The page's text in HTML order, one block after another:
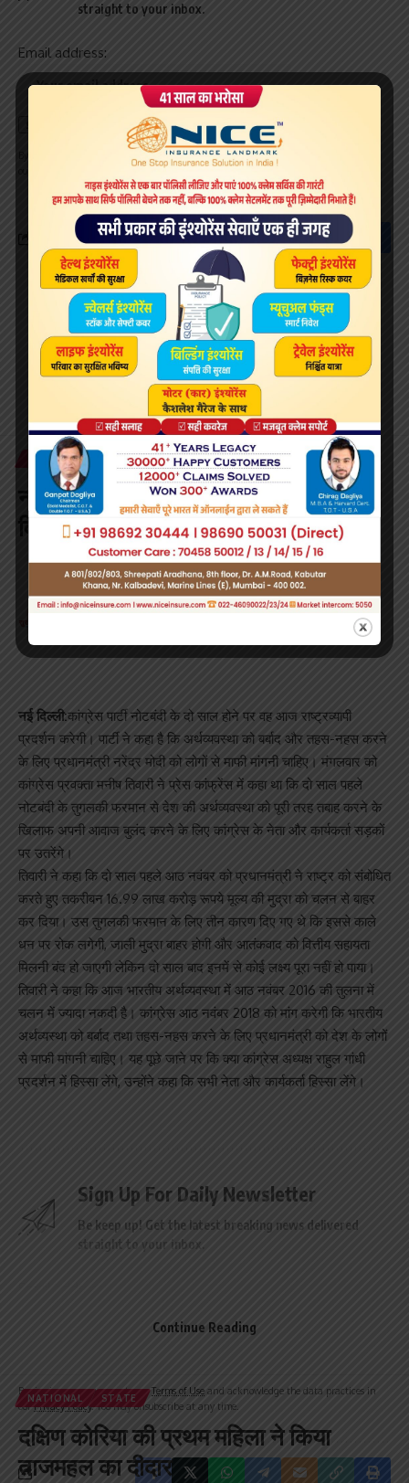
straight to your inbox.
Email address:
By signing up, you agree to ourTerms of Useand acknowledge the data practices in
. You may unsubscribe at any time.
What do you think?
Love Sad Happy Sleepy
0
Angry Dead Wink
NATIONAL
नोटबंदी के दो साल पूरे: कांग्रेस देशव्यापी
विरोध प्रदर्शन करेगी आयोजित
Surabhi Saloni
नई दिल्ली:कांग्रेस पार्टी नोटबंदी के दो साल होने पर वह आज राष्ट्रव्यापी
प्रदर्शन करेगी। पार्टी ने कहा है कि अर्थव्यवस्था को बर्बाद और तहस-नहस करने
के लिए प्रधानमंत्री नरेंद्र मोदी को लोगों से माफी मांगनी चाहिए। मंगलवार को
कांग्रेस प्रवक्ता मनीष तिवारी ने प्रेस कांफ्रेंस में कहा था कि दो साल पहले
नोटबंदी के तुगलकी फरमान से देश की अर्थव्यवस्था को पूरी तरह तबाह करने के
खिलाफ अपनी आवाज बुलंद करने के लिए कांग्रेस के नेता और कार्यकर्ता सड़कों
पर उतरेंगे।
तिवारी ने कहा कि दो साल पहले आठ नवंबर को प्रधानमंत्री ने राष्ट्र को संबोधित
करते हुए तकरीबन 16.99 लाख करोड़ रूपये मूल्य की मुद्रा को चलन से बाहर
कर दिया। उस तुगलकी फरमान के लिए तीन कारण दिए गए थे कि इससे काले
धन पर रोक लगेगी, जाली मुद्रा बाहर होगी और आतंकवाद को वित्तीय सहायता
मिलनी बंद हो जाएगी लेकिन दो साल बाद इनमें से कोई लक्ष्य पूरा नहीं हो पाया।
तिवारी ने कहा कि आज भारतीय अर्थव्यवस्था में आठ नवंबर 2016 की तुलना में
चलन में ज्यादा नकदी है। कांग्रेस आठ नवंबर 2018 को मांग करेगी कि भारतीय
अर्थव्यस्था को बर्बाद तथा तहस-नहस करने के लिए प्रधानमंत्री को देश के लोगों
से माफी मांगनी चाहिए। यह पूछे जाने पर कि क्या कांग्रेस अध्यक्ष राहुल गांधी
प्रदर्शन में हिस्सा लेंगे, उन्होंने कहा कि सभी नेता और कार्यकर्ता हिस्सा लेंगे।
Sign Up For Daily Newsletter
Be keep up! Get the latest breaking news delivered
straight to your inbox.
By signing up, you agree to ourTerms of Use and acknowledge the data practices in
ourPrivacy Policy. You may unsubscribe at any time.
Continue Reading
NATIONAL STATE
दक्षिण कोरिया की प्रथम महिला ने किया
ताजमहल का दीदार